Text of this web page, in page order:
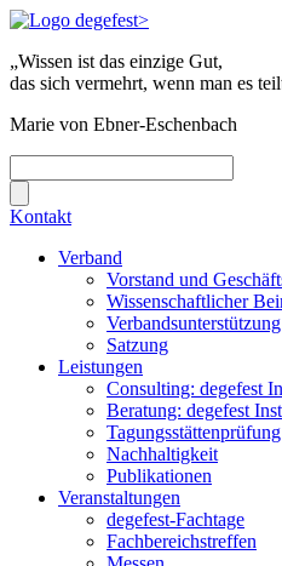
„Wissen ist das einzige Gut,
das sich vermehrt, wenn man es
Marie von Ebner-Eschenbach
Kontakt
Verband
Vorstand und
Wissenschaftlicher
Verbandsunterstützung
Satzung
Leistungen
Consulting: degefest
Beratung: degefest
Tagungsstättenprüfung
Nachhaltigkeit
Publikationen
Veranstaltungen
degefest-Fachtage
Fachbereichstreffen